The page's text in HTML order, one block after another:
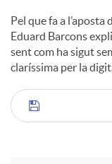
s
Pel que fa a l’aposta
Eduard Barcons
sent com ha sigut
claríssima per la
C